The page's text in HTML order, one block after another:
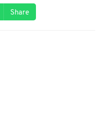
Share